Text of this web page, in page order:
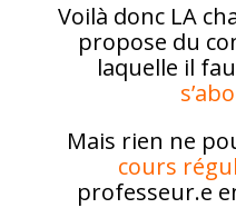
Voilà donc LA
propose du
laquelle il
Mais rien ne
cours
professeur.e